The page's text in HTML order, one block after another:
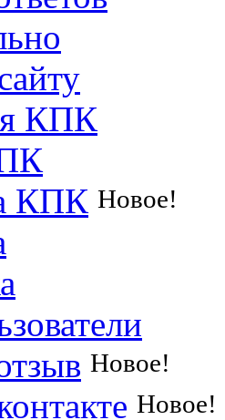
КПК
КПК Новое!
Новое!
Новое!